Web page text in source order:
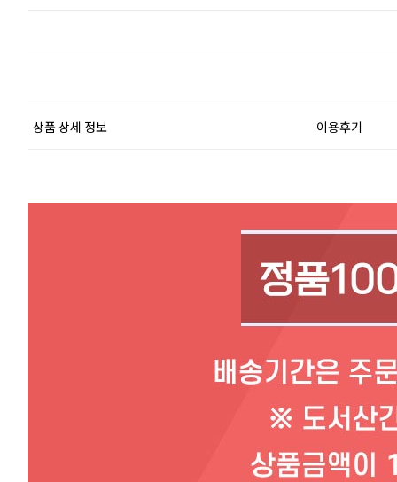
상품 상세 정보 이용후기